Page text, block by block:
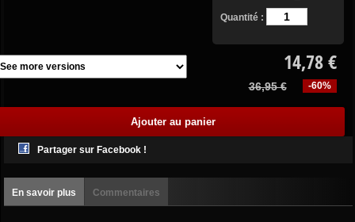
Quantité :
14,78 €
-60%
36,95 €
Partager sur Facebook !
En savoir plus Commentaires